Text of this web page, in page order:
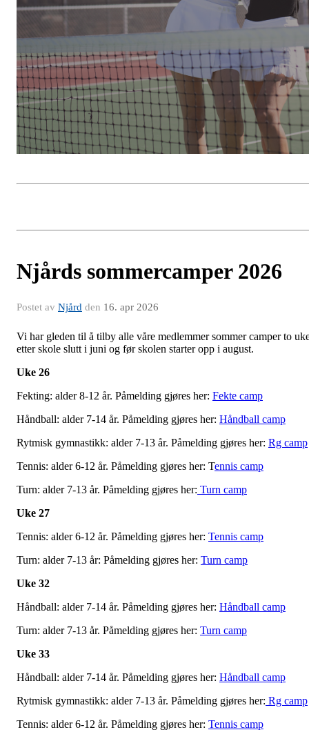
Njårds sommercamper 2026
Postet av Njård den 16. apr 2026
Vi har gleden til å tilby alle våre medlemmer sommer camper to
etter skole slutt i juni og før skolen starter opp i august.
Uke 26
Fekting: alder 8-12 år. Påmelding gjøres her: Fekte camp
Håndball: alder 7-14 år. Påmelding gjøres her: Håndball camp
Rytmisk gymnastikk: alder 7-13 år. Påmelding gjøres her: Rg camp
Tennis: alder 6-12 år. Påmelding gjøres her: Tennis camp
Turn: alder 7-13 år. Påmelding gjøres her: Turn camp
Uke 27
Tennis: alder 6-12 år. Påmelding gjøres her: Tennis camp
Turn: alder 7-13 år: Påmelding gjøres her: Turn camp
Uke 32
Håndball: alder 7-14 år. Påmelding gjøres her: Håndball camp
Turn: alder 7-13 år. Påmelding gjøres her: Turn camp
Uke 33
Håndball: alder 7-14 år. Påmelding gjøres her: Håndball camp
Rytmisk gymnastikk: alder 7-13 år. Påmelding gjøres her: Rg camp
Tennis: alder 6-12 år. Påmelding gjøres her: Tennis camp